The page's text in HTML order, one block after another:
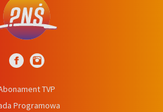
TVP
Programowa